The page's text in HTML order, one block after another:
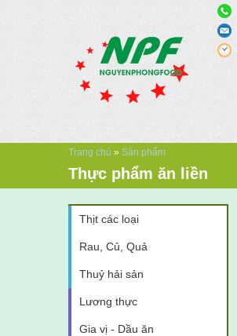
Bạn đang ở đây
Trang chủ » Sản phẩm
Thực phẩm ăn liền
Thịt các loại
Rau, Củ, Quả
Thuỷ hải sản
Lương thực
Gia vị - Dầu ăn